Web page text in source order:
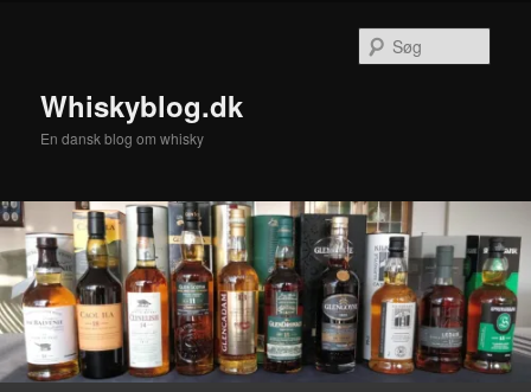
Whiskyblog.dk
En dansk blog om whisky